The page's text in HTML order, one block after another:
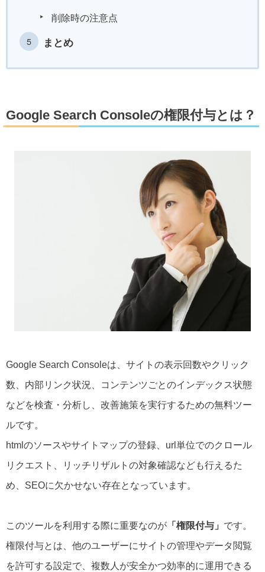
削除時の注意点
まとめ
Google Search Consoleの権限付与とは？
Google Search Consoleは、サイトの表示回数やクリック
数、内部リンク状況、コンテンツごとのインデックス状態
などを検査・分析し、改善施策を実行するための無料ツー
ルです。
htmlのソースやサイトマップの登録、url単位でのクロール
リクエスト、リッチリザルトの対象確認なども行えるた
め、SEOに欠かせない存在となっています。
このツールを利用する際に重要なのが 「権限付与」 です。
権限付与とは、他のユーザーにサイトの管理やデータ閲覧
を許可する設定で、複数人が安全かつ効率的に運用できる